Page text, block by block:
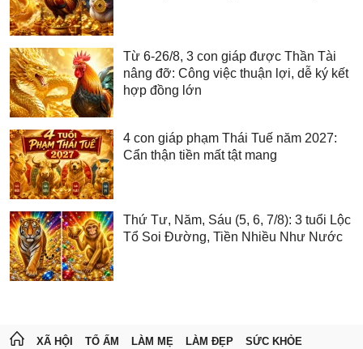
Từ 6-26/8, 3 con giáp được Thần Tài
nâng đỡ: Công việc thuận lợi, dễ ký kết
hợp đồng lớn
4 con giáp phạm Thái Tuế năm 2027:
Cẩn thận tiền mất tật mang
Thứ Tư, Năm, Sáu (5, 6, 7/8): 3 tuổi Lộc
Tổ Soi Đường, Tiền Nhiều Như Nước
XÃ HỘI TỔ ẤM LÀM MẸ LÀM ĐẸP SỨC KHỎE